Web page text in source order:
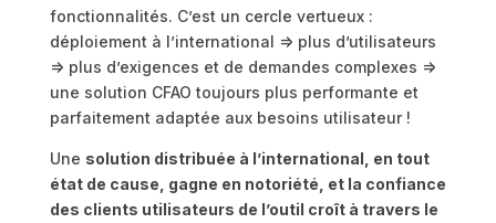
fonctionnalités. C’est un cercle vertueux :
déploiement à l’international => plus d’utilisateurs
=> plus d’exigences et de demandes complexes =>
une solution CFAO toujours plus performante et
parfaitement adaptée aux besoins utilisateur !
Une solution distribuée à l’international, en tout
état de cause, gagne en notoriété, et la confiance
des clients utilisateurs de l’outil croît à travers le